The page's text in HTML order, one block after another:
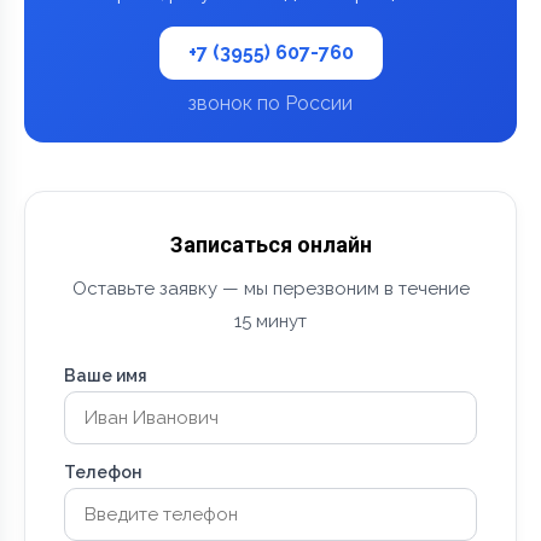
+7 (3955) 607-760
звонок по России
Записаться онлайн
Оставьте заявку — мы перезвоним в течение
15 минут
Ваше имя
Телефон